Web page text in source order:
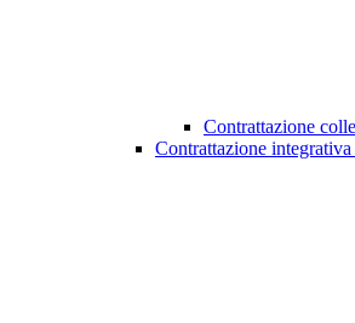
Contrattazione
Contrattazione integrativa